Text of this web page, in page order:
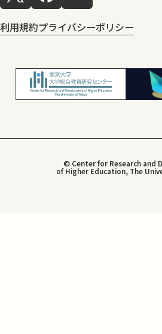
利用規約プライバシーポリシー
© Center for Research and
of Higher Education, The